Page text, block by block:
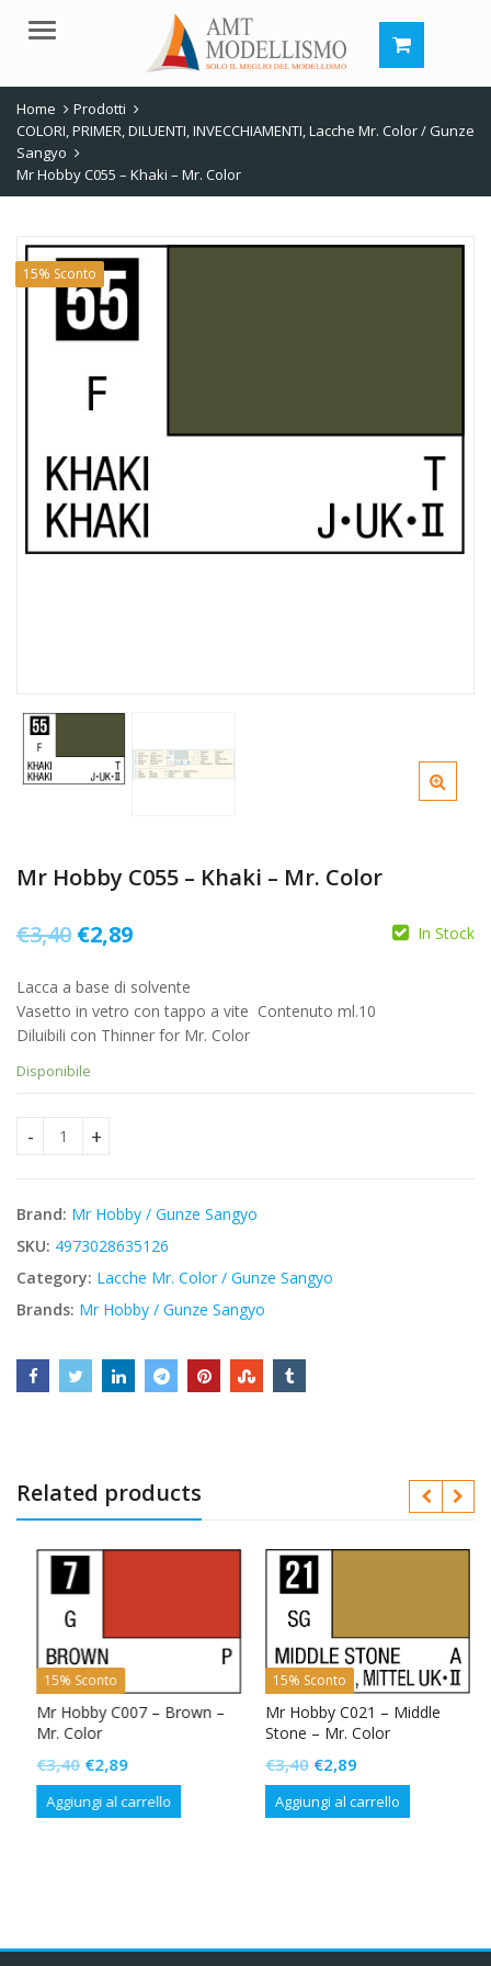
Menu
Home
Prodotti
COLORI, PRIMER, DILUENTI, INVECCHIAMENTI,Lacche Mr. Color / Gunze
Sangyo
Mr Hobby C055 – Khaki – Mr. Color
15% Sconto
Mr Hobby C055 – Khaki – Mr. Color
€3,40 Il
originale
era:
€3,40.
€2,89Il
attuale
è:
In Stock
Lacca a base di solvente
Vasetto in vetro con tappo a vite  Contenuto ml.10
Diluibili con Thinner for Mr. Color
Disponibile
Mr Hobby C055 - Khaki - Mr. Color quantity
Brand: Mr Hobby / Gunze Sangyo
SKU: 4973028635126
Category: Lacche Mr. Color / Gunze Sangyo
Brands: Mr Hobby / Gunze Sangyo
Related products
15% Sconto
Mr Hobby C007 – Brown –
Mr. Color
€3,40Il
prezzo
originale
€2,89Il
prezzo
attuale
Aggiungi al carrello
15% Sconto
Mr Hobby C021 – Middle
Stone – Mr. Color
€3,40Il
prezzo
originale
€2,89Il
prezzo
attuale
Aggiungi al carrello